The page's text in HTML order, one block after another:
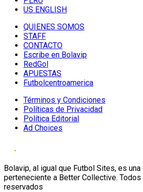
US ENGLISH
QUIENES SOMOS
STAFF
CONTACTO
Escribe en Bolavip
RedGol
APUESTAS
Futbolcentroamerica
Términos y Condiciones
Políticas de Privacidad
Política Editorial
Ad Choices
Bolavip, al igual que Futbol Sites, es una
perteneciente a Better Collective.
reservados